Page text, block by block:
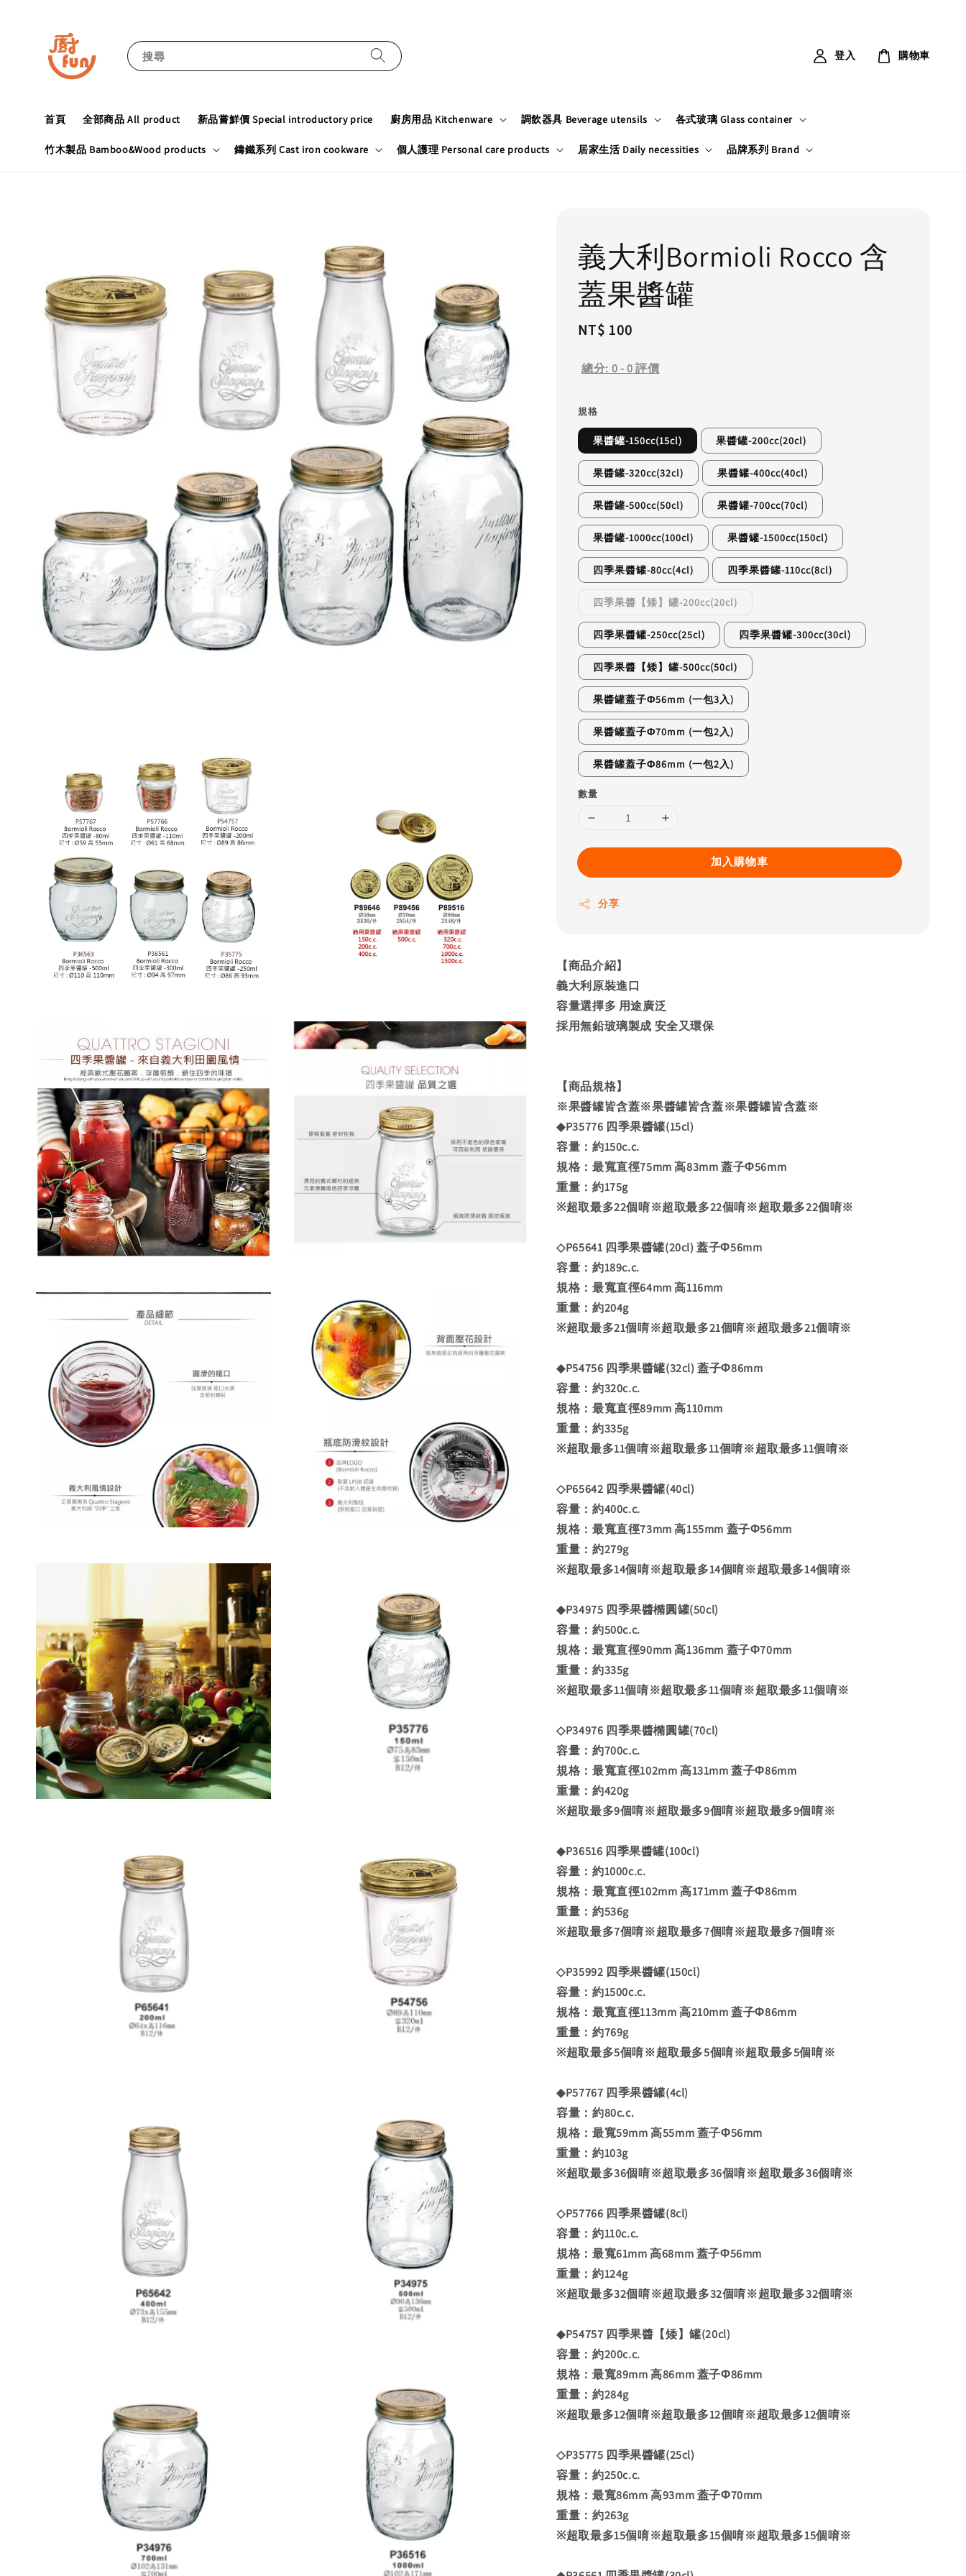
搜尋
首頁 全部商品 All product 新品嘗鮮價 Special introductory price 廚房用品 Kitchenware 調飲器具 Beverage utensils 各式玻璃 Glass container
竹木製品 Bamboo&Wood products 鑄鐵系列 Cast iron cookware 個人護理 Personal care products 居家生活 Daily necessities 品牌系列 Brand
登入 購物車
義大利Bormioli Rocco 含
蓋果醬罐
Regular
NT$ 100
總分: 0-0評價
規格
果醬罐-150cc(15cl) 果醬罐-200cc(20cl)
果醬罐-320cc(32cl) 果醬罐-400cc(40cl)
果醬罐-500cc(50cl) 果醬罐-700cc(70cl)
果醬罐-1000cc(100cl) 果醬罐-1500cc(150cl)
四季果醬罐-80cc(4cl) 四季果醬罐-110cc(8cl)
四季果醬【矮】罐-200cc(20cl)
四季果醬罐-250cc(25cl) 四季果醬罐-300cc(30cl)
四季果醬【矮】罐-500cc(50cl)
果醬罐蓋子Φ56mm (一包3入)
果醬罐蓋子Φ70mm (一包2入)
果醬罐蓋子Φ86mm (一包2入)
數量
加入購物車
分享
【商品介紹】
義大利原裝進口
容量選擇多 用途廣泛
採用無鉛玻璃製成 安全又環保
【商品規格】
※果醬罐皆含蓋※果醬罐皆含蓋※果醬罐皆含蓋※
◆P35776 四季果醬罐(15cl)
容量：約150c.c.
規格：最寬直徑75mm 高83mm 蓋子Φ56mm
重量：約175g
※超取最多22個唷※超取最多22個唷※超取最多22個唷※
◇P65641 四季果醬罐(20cl) 蓋子Φ56mm
容量：約189c.c.
規格：最寬直徑64mm 高116mm
重量：約204g
※超取最多21個唷※超取最多21個唷※超取最多21個唷※
◆P54756 四季果醬罐(32cl) 蓋子Φ86mm
容量：約320c.c.
規格：最寬直徑89mm 高110mm
重量：約335g
※超取最多11個唷※超取最多11個唷※超取最多11個唷※
◇P65642 四季果醬罐(40cl)
容量：約400c.c.
規格：最寬直徑73mm 高155mm 蓋子Φ56mm
重量：約279g
※超取最多14個唷※超取最多14個唷※超取最多14個唷※
◆P34975 四季果醬橢圓罐(50cl)
容量：約500c.c.
規格：最寬直徑90mm 高136mm 蓋子Φ70mm
重量：約335g
※超取最多11個唷※超取最多11個唷※超取最多11個唷※
◇P34976 四季果醬橢圓罐(70cl)
容量：約700c.c.
規格：最寬直徑102mm 高131mm 蓋子Φ86mm
重量：約420g
※超取最多9個唷※超取最多9個唷※超取最多9個唷※
◆P36516 四季果醬罐(100cl)
容量：約1000c.c.
規格：最寬直徑102mm 高171mm 蓋子Φ86mm
重量：約536g
※超取最多7個唷※超取最多7個唷※超取最多7個唷※
◇P35992 四季果醬罐(150cl)
容量：約1500c.c.
規格：最寬直徑113mm 高210mm 蓋子Φ86mm
重量：約769g
※超取最多5個唷※超取最多5個唷※超取最多5個唷※
◆P57767 四季果醬罐(4cl)
容量：約80c.c.
規格：最寬59mm 高55mm 蓋子Φ56mm
重量：約103g
※超取最多36個唷※超取最多36個唷※超取最多36個唷※
◇P57766 四季果醬罐(8cl)
容量：約110c.c.
規格：最寬61mm 高68mm 蓋子Φ56mm
重量：約124g
※超取最多32個唷※超取最多32個唷※超取最多32個唷※
◆P54757 四季果醬【矮】罐(20cl)
容量：約200c.c.
規格：最寬89mm 高86mm 蓋子Φ86mm
重量：約284g
※超取最多12個唷※超取最多12個唷※超取最多12個唷※
◇P35775 四季果醬罐(25cl)
容量：約250c.c.
規格：最寬86mm 高93mm 蓋子Φ70mm
重量：約263g
※超取最多15個唷※超取最多15個唷※超取最多15個唷※